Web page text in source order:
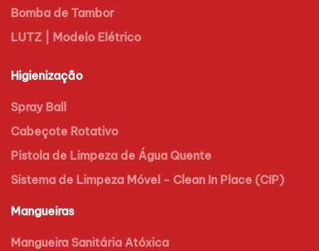
Bomba de Tambor
LUTZ | Modelo Elétrico
Higienização
Spray Ball
Cabeçote Rotativo
Pistola de Limpeza de Água Quente
Sistema de Limpeza Móvel - Clean In Place (CIP)
Mangueiras
Mangueira Sanitária Atóxica